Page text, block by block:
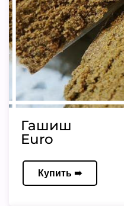
Гашиш
Euro
Купить ➠